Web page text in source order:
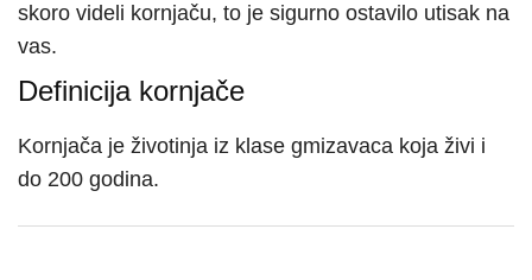
skoro videli kornjaču, to je sigurno ostavilo utisak na
vas.
Definicija kornjače
Kornjača je životinja iz klase gmizavaca koja živi i
do 200 godina.